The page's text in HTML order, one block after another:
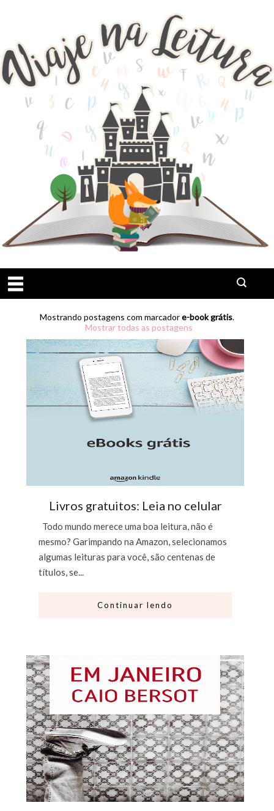
Mostrando postagens com marcadore-book grátis.
Mostrar todas as postagens
Livros gratuitos: Leia no celular
Todo mundo merece uma boa leitura, não é
mesmo? Garimpando na Amazon, selecionamos
algumas leituras para você, são centenas de
títulos, se...
Continuar lendo